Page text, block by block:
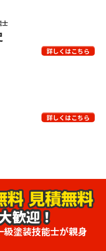
士
詳しくはこちら
詳しくはこちら
歓迎！
級塗装技能士が親身